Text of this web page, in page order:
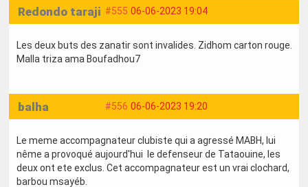
#555 06-06-2023 19:04
Redondo taraji
Les deux buts des zanatir sont invalides. Zidhom carton rouge.
Malla triza ama Boufadhou7
#556 06-06-2023 19:20
balha
Le meme accompagnateur clubiste qui a agressé MABH, lui
nême a provoqué aujourd'hui le defenseur de Tataouine, les
deux ont ete exclus. Cet accompagnateur est un vrai clochard,
barbou msayéb.